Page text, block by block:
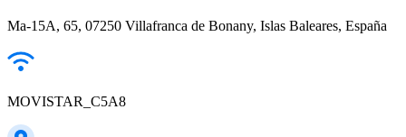
Ma-15A, 65, 07250 Villafranca de Bonany, Islas Baleares, España
MOVISTAR_C5A8